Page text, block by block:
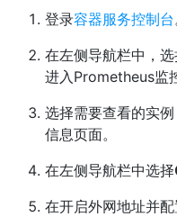
登录容器服务控制台
在左侧导航栏中，选
进入Prometheus监
选择需要查看的实
信息页面。
在左侧导航栏中选择
在开启外网地址并